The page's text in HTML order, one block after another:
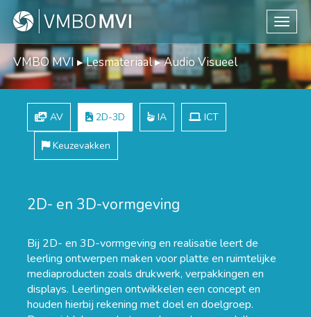
VMBO MVI ▸Lesmateriaal▸Audio Visueel
AV 2D-3D IA ICT
Keuzevakken
2D- en 3D-vormgeving
Bij 2D- en 3D-vormgeving en realisatie leert de
leerling ontwerpen maken voor platte en ruimtelijke
mediaproducten zoals drukwerk, verpakkingen en
displays. Leerlingen ontwikkelen een concept en
houden hierbij rekening met doel en doelgroep.